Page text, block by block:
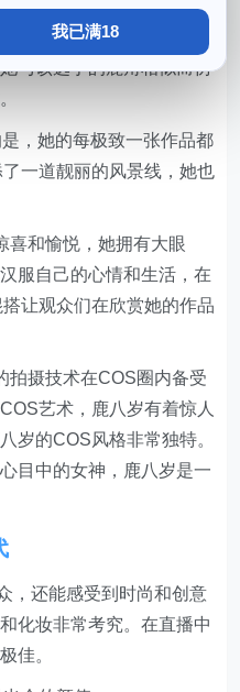
我已满18
色COS为主，使得作品更
与该选手的鹿角相似而仿
，她的每极致一张作品都
一道靓丽的风景线，她也
喜和愉悦，她拥有大眼
服自己的心情和生活，在
让观众们在欣赏她的作品
拍摄技术在COS圈内备受
艺术，鹿八岁有着惊人
岁的COS风格非常独特。
目中的女神，鹿八岁是一
，还能感受到时尚和创意
化妆非常考究。在直播中
佳。